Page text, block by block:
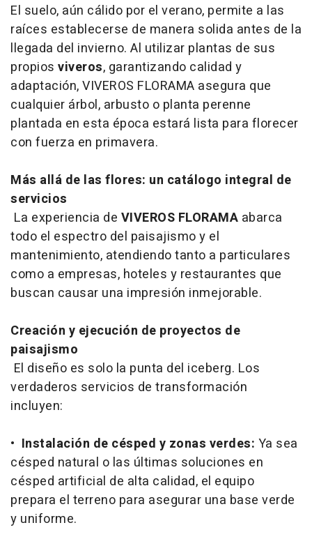
El suelo, aún cálido por el verano, permite a las
raíces establecerse de manera solida antes de la
llegada del invierno. Al utilizar plantas de sus
propios viveros, garantizando calidad y
adaptación, VIVEROS FLORAMA asegura que
cualquier árbol, arbusto o planta perenne
plantada en esta época estará lista para florecer
con fuerza en primavera.
Más allá de las flores: un catálogo integral de
servicios
La experiencia de VIVEROS FLORAMA abarca
todo el espectro del paisajismo y el
mantenimiento, atendiendo tanto a particulares
como a empresas, hoteles y restaurantes que
buscan causar una impresión inmejorable.
Creación y ejecución de proyectos de
paisajismo
El diseño es solo la punta del iceberg. Los
verdaderos servicios de transformación
incluyen:
• Instalación de césped y zonas verdes: Ya sea
césped natural o las últimas soluciones en
césped artificial de alta calidad, el equipo
prepara el terreno para asegurar una base verde
y uniforme.